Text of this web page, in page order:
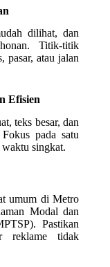
dilihat, dan
Titik-titik
pasar, atau jalan
Efisien
teks besar, dan
pada satu
waktu singkat.
umum di Metro
Modal dan
Pastikan
reklame tidak